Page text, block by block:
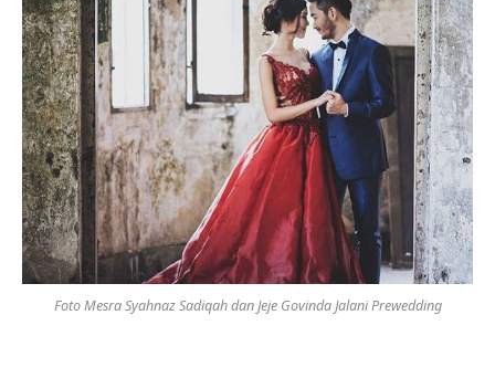
Foto Mesra Syahnaz Sadiqah dan Jeje Govinda Jalani Prewedding